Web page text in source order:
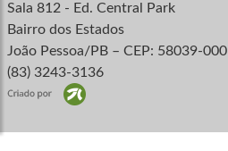
Sala 812 - Ed. Central Park
Bairro dos Estados
João Pessoa/PB – CEP: 58039-000
(83) 3243-3136